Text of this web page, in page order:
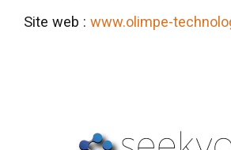
Site web : www.olimpe-